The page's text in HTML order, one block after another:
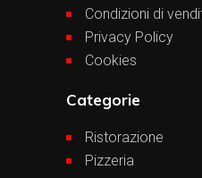
Condizioni di
Privacy Policy
Cookies
Categorie
Ristorazione
Pizzeria